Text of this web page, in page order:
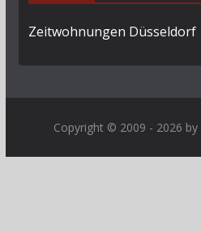
Zeitwohnungen Düsseldorf
Copyright © 2009 - 2026 by